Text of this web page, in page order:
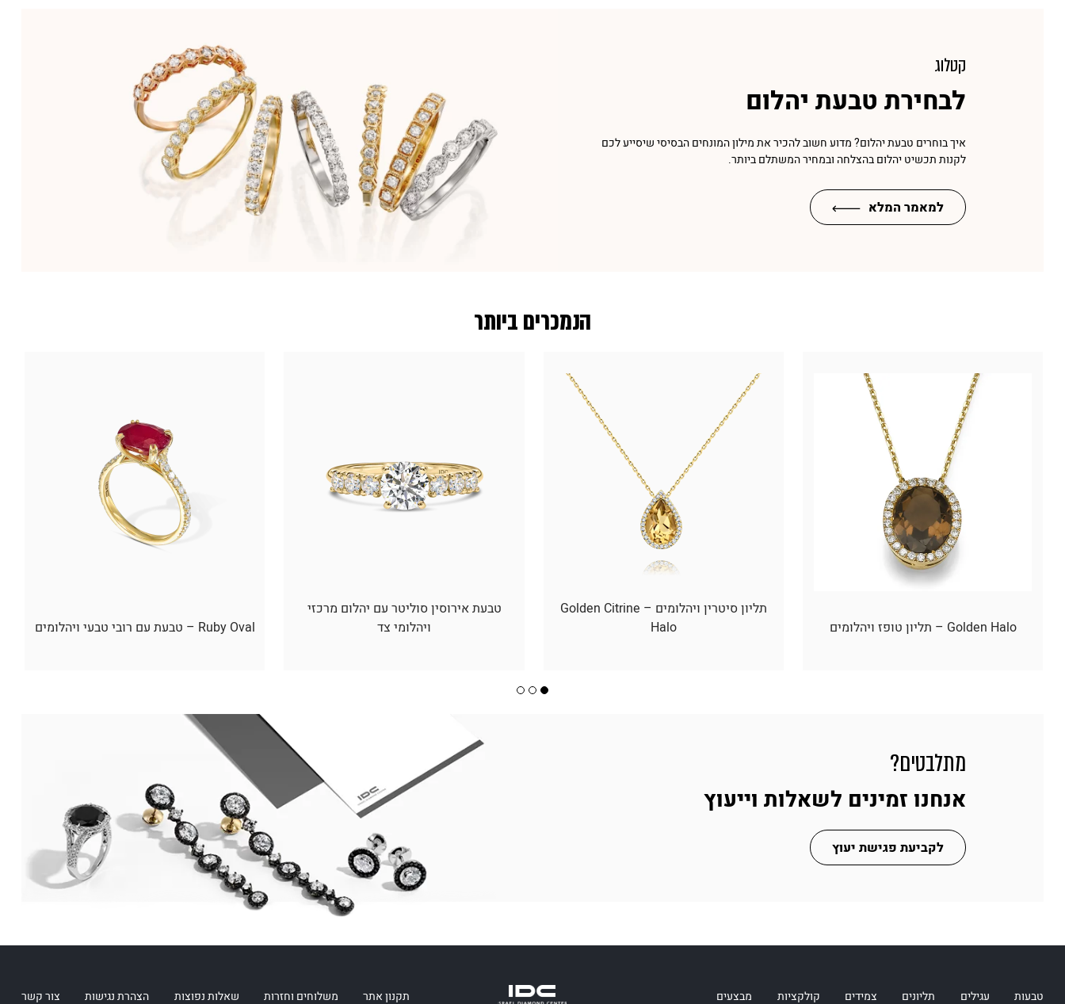
קטלוג
לבחירת טבעת יהלום
איך בוחרים טבעת יהלום? מדוע חשוב להכיר את מילון המונחים הבסיסי שיסייע לכם
לקנות תכשיט יהלום בהצלחה ובמחיר המשתלם ביותר.
למאמר המלא
הנמכרים ביותר
Golden Halo – תליון טופז ויהלומים
תליון סיטרין ויהלומים – Golden Citrine
Halo
טבעת אירוסין סוליטר עם יהלום מרכזי
ויהלומי צד
Ruby Oval – טבעת עם רובי טבעי ויהלומים
מתלבטים?
אנחנו זמינים לשאלות וייעוץ
לקביעת פגישת יעוץ
טבעות עגילים תליונים צמידים קולקציות מבצעים תקנון אתר משלוחים וחזרות שאלות נפוצות הצהרת נגישות צור קשר